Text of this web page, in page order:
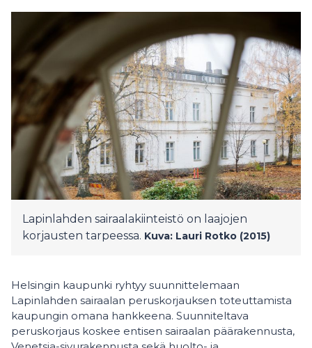
Lapinlahden sairaalakiinteistö on laajojen
korjausten tarpeessa. Kuva: Lauri Rotko (2015)
Helsingin kaupunki ryhtyy suunnittelemaan
Lapinlahden sairaalan peruskorjauksen toteuttamista
kaupungin omana hankkeena. Suunniteltava
peruskorjaus koskee entisen sairaalan päärakennusta,